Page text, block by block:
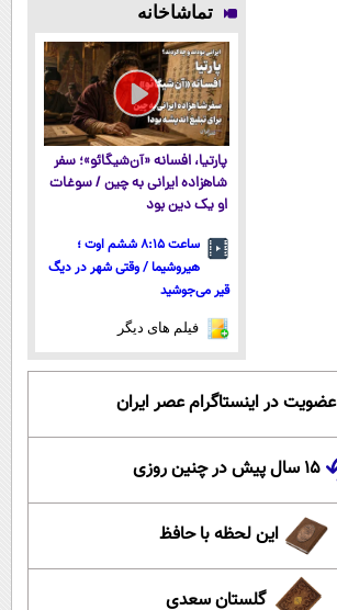
رایگان "تماشاخانه
پارتیا، افسانه «آن‌شیگائو»؛ سفر
شاهزاده ایرانی به چین / سوغات
او یک دین بود
ساعت ۸:۱۵ ششم اوت ؛
هیروشیما / وقتی شهر در دیگ
قیر می‌جوشید
فیلم های دیگر
عضویت در اینستاگرام عصر ایران
۱۵ سال پیش در چنین روزی
این لحظه با حافظ
گلستان سعدی